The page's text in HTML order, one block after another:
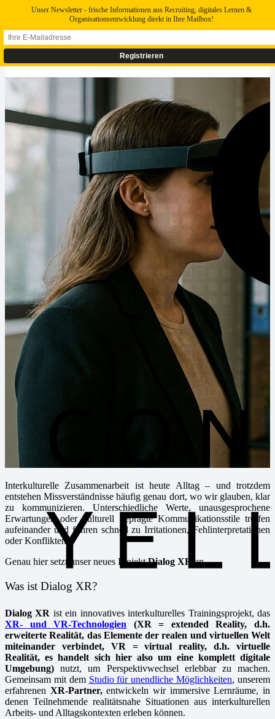
Interkulturelle Zusammenarbeit ist heute Alltag – und trotzdem
entstehen Missverständnisse häufig genau dort, wo wir glauben, klar
zu kommunizieren. Unterschiedliche Werte, unausgesprochene
Erwartungen oder kulturell geprägte Kommunikationsstile treffen
aufeinander und führen schnell zu Irritationen, Fehlinterpretationen
oder Konflikten.
Genau hier setzt unser neues ProjektDialog XR an.
Was ist Dialog XR?
Dialog XR ist ein innovatives interkulturelles Trainingsprojekt, das
XR- und VR-Technologien (XR = extended Reality, d.h.
erweiterte Realität, das Elemente der realen und virtuellen Welt
miteinander verbindet, VR = virtual reality, d.h. virtuelle
Realität, es handelt sich hier also um eine komplett digitale
Umgebung) nutzt, um Perspektivwechsel erlebbar zu machen.
Gemeinsam mit dem Studio für unendliche Möglichkeiten, unserem
erfahrenen XR-Partner,entwickeln wir immersive Lernräume, in
denen Teilnehmende realitätsnahe Situationen aus interkulturellen
Arbeits- und Alltagskontexten erleben können.
Unser Newsletter - frische Informationen aus Recruiting, digitales Lernen &
Organisationsentwicklung direkt in Ihre Mailbox!